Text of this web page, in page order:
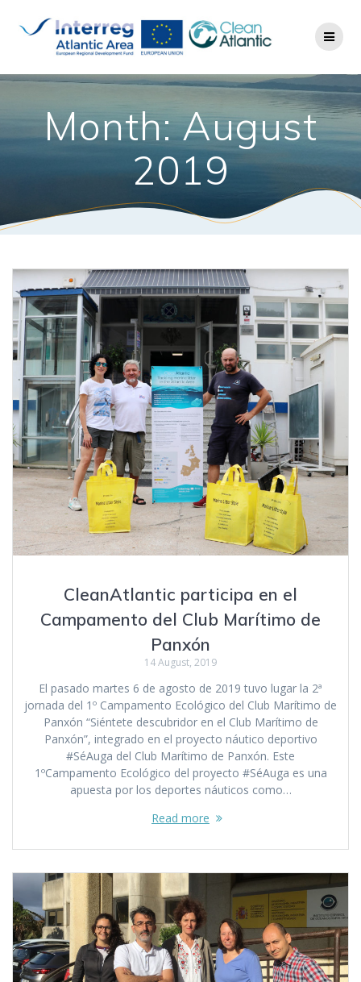
Month: August
2019
CleanAtlantic participa en el
Campamento del Club Marítimo de
Panxón
14 August, 2019
El pasado martes 6 de agosto de 2019 tuvo lugar la 2ª
jornada del 1º Campamento Ecológico del Club Marítimo de
Panxón “Siéntete descubridor en el Club Marítimo de
Panxón”, integrado en el proyecto náutico deportivo
#SéAuga del Club Marítimo de Panxón. Este
1ºCampamento Ecológico del proyecto #SéAuga es una
apuesta por los deportes náuticos como…
Read more